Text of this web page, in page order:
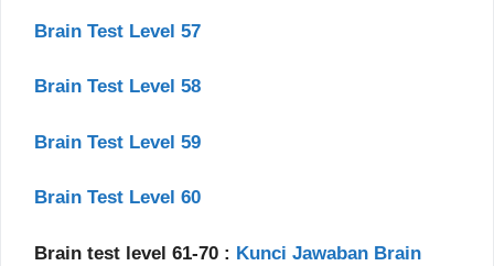
Brain Test Level 57
Brain Test Level 58
Brain Test Level 59
Brain Test Level 60
Brain test level 61-70 : Kunci Jawaban Brain